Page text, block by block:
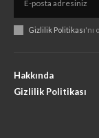
Gizlilik Politikası'nı
Hakkında
Gizlilik Politikası